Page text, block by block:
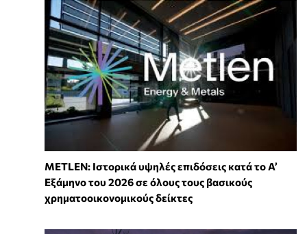
METLEN: Ιστορικά υψηλές επιδόσεις κατά το Α’
Εξάμηνο του 2026 σε όλους τους βασικούς
χρηματοοικονομικούς δείκτες